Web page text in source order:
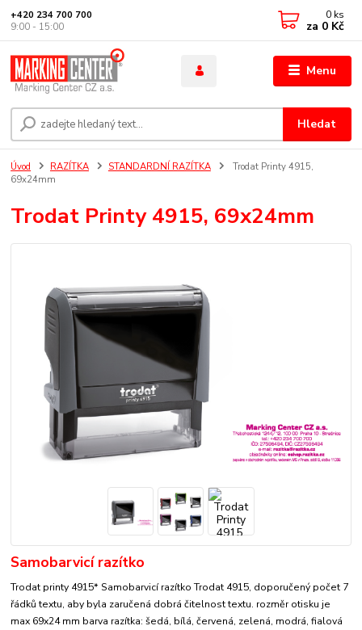
Menu
Hledat
+420 234 700 700
9:00 - 15:00
0 ks
za 0 Kč
Úvod RAZÍTKA STANDARDNÍ RAZÍTKA
Trodat Printy 4915,
69x24mm
Trodat Printy 4915, 69x24mm
Samobarvicí razítko
Trodat printy 4915* Samobarvicí razítko Trodat 4915, doporučený počet 7
řádků textu, aby byla zaručená dobrá čitelnost textu. rozměr otisku je
max 69x24 mm barva razítka: šedá, bílá, červená, zelená, modrá, fialová